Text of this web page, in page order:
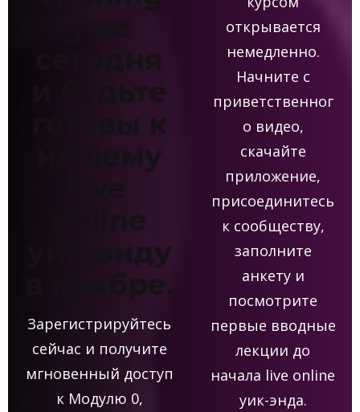
нашему
уик-энду
в ноябре.
Зарегистрируйтесь
сейчас и получите
мгновенный доступ
к Модулю 0,
открывается
немедленно.
Начните с
приветственног
о видео,
скачайте
приложение,
присоединитесь
к сообществу,
заполните
анкету и
посмотрите
первые вводные
лекции до
начала live online
уик-энда.